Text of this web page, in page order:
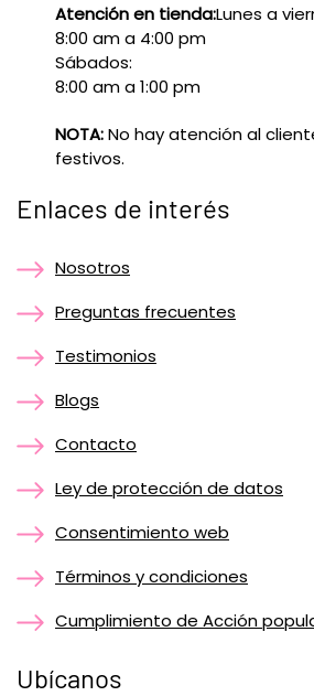
Atención en tienda:Lunes a
8:00 am a 4:00 pm
Sábados:
8:00 am a 1:00 pm
NOTA:No hay atención al
festivos.
Enlaces de interés
Nosotros
Preguntas frecuentes
Testimonios
Blogs
Contacto
Ley de protección de datos
Consentimiento web
Términos y condiciones
Cumplimiento de Acción
Ubícanos